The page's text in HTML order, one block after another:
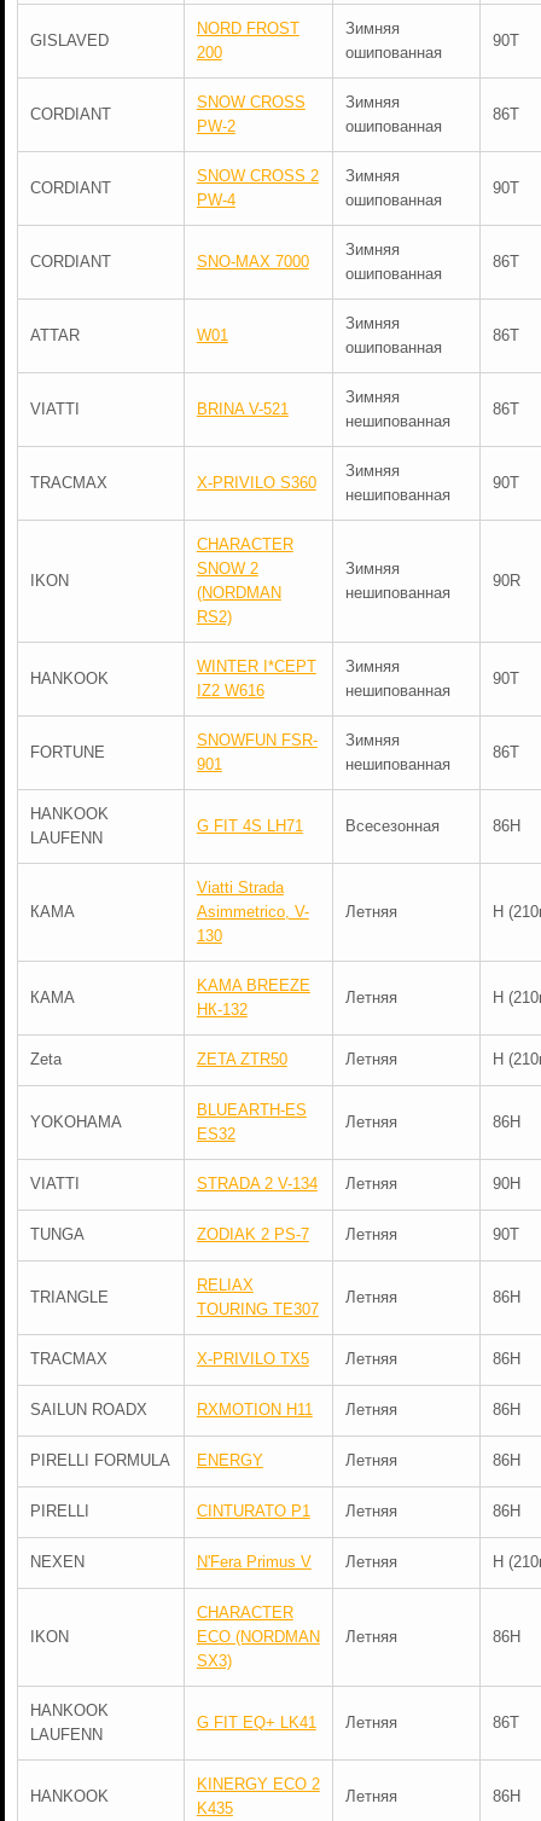
GISLAVED
NORD FROST
200
Зимняя
ошипованная
90T
CORDIANT
SNOW CROSS
PW-2
Зимняя
ошипованная
86T
CORDIANT
SNOW CROSS 2
PW-4
Зимняя
ошипованная
90T
CORDIANT SNO-MAX 7000
Зимняя
ошипованная
86T
ATTAR W01
Зимняя
ошипованная
86T
VIATTI BRINA V-521
Зимняя
нешипованная
86T
TRACMAX X-PRIVILO S360
Зимняя
нешипованная
90T
IKON
CHARACTER
SNOW 2
(NORDMAN
RS2)
Зимняя
нешипованная
90R
HANKOOK
WINTER I*CEPT
IZ2 W616
Зимняя
нешипованная
90T
FORTUNE
SNOWFUN FSR-
901
Зимняя
нешипованная
86T
HANKOOK
LAUFENN
G FIT 4S LH71 Всесезонная 86H
КАМА
Viatti Strada
Asimmetrico, V-
130
Летняя H
КАМА
KAMA BREEZE
НК-132
Летняя H
Zeta ZETA ZTR50 Летняя H
YOKOHAMA
BLUEARTH-ES
ES32
Летняя 86H
VIATTI STRADA 2 V-134 Летняя 90H
TUNGA ZODIAK 2 PS-7 Летняя 90T
TRIANGLE
RELIAX
TOURING TE307
Летняя 86H
TRACMAX X-PRIVILO TX5 Летняя 86H
SAILUN ROADX RXMOTION H11 Летняя 86H
PIRELLI FORMULA ENERGY Летняя 86H
PIRELLI CINTURATO P1 Летняя 86H
NEXEN N'Fera Primus V Летняя H
IKON
CHARACTER
ECO (NORDMAN
SX3)
Летняя 86H
HANKOOK
LAUFENN
G FIT EQ+ LK41 Летняя 86T
HANKOOK
KINERGY ECO 2
K435
Летняя 86H